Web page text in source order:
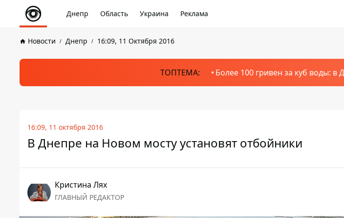
Днепр Область Украина Реклама
Новости Днепр 16:09, 11 Октября 2016
ТОПТЕМА: Более 100 гривен за куб воды:
16:09, 11 октября 2016
В Днепре на Новом мосту установят отбойники
Кристина Лях
ГЛАВНЫЙ РЕДАКТОР